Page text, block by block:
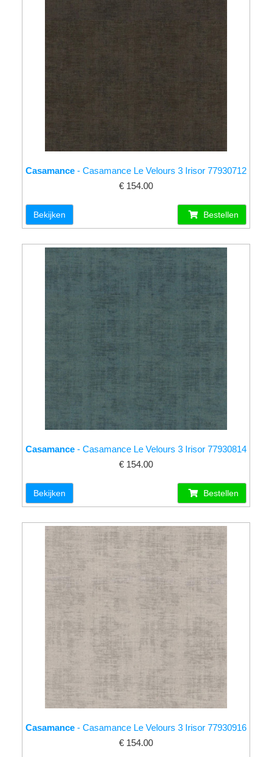
Casamance - Casamance Le Velours 3 Irisor 77930712
€ 154.00
Bekijken Bestellen
Casamance - Casamance Le Velours 3 Irisor 77930814
€ 154.00
Bekijken Bestellen
Casamance - Casamance Le Velours 3 Irisor 77930916
€ 154.00